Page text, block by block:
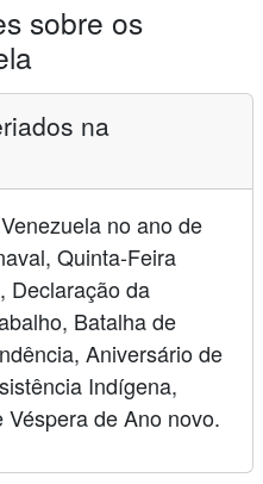
sobre os
na
no ano de
Quinta-Feira
Declaração da
Batalha de
Aniversário de
Indígena,
de Ano novo.